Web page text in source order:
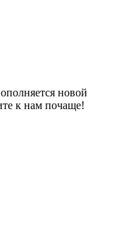
новой
к нам почаще!